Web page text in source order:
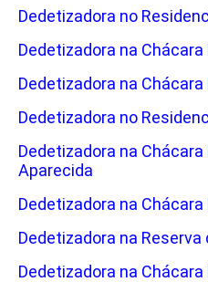
Dedetizadora no
Dedetizadora na
Dedetizadora na Chácara
Dedetizadora no
Dedetizadora na
Aparecida
Dedetizadora na Chácara
Dedetizadora na Reserva
Dedetizadora na Chácara